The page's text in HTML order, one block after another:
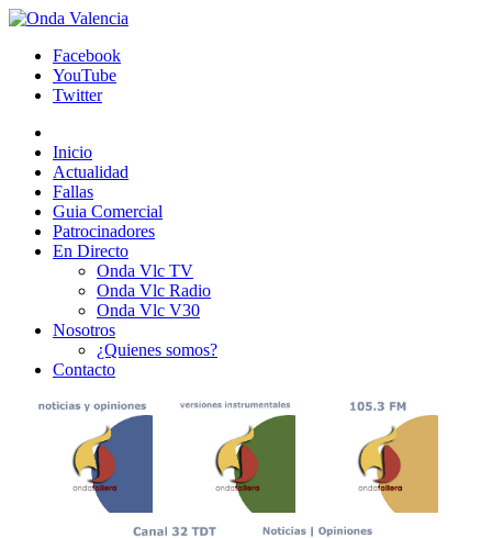
Facebook
YouTube
Twitter
Inicio
Actualidad
Fallas
Guia Comercial
Patrocinadores
En Directo
Onda Vlc TV
Onda Vlc Radio
Onda Vlc V30
Nosotros
¿Quienes somos?
Contacto